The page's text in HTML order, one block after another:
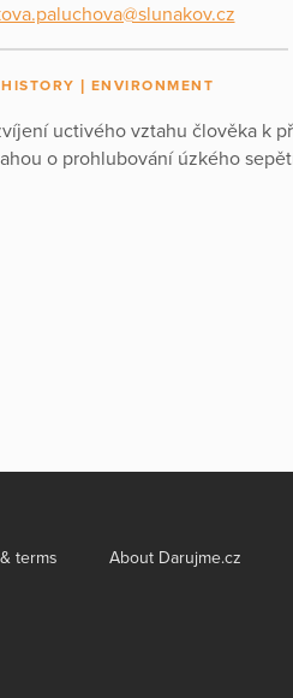
ENVIRONMENT
uctivého vztahu člověka k
o prohlubování úzkého
terms About Darujme.cz